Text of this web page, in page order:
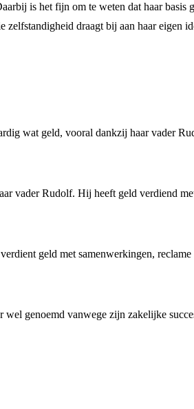
is het fijn om te weten dat haar
draagt bij aan haar eigen
wat geld, vooral dankzij haar vader
vader Rudolf. Hij heeft geld verdiend
geld met samenwerkingen,
genoemd vanwege zijn zakelijke